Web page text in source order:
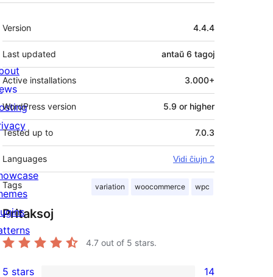
Metadatumoj
Version 4.4.4
Last updated antaŭ 6 tagoj
Active installations 3.000+
WordPress version 5.9 or higher
Tested up to 7.0.3
Languages Vidi ĉiujn 2
Tags variation woocommerce wpc
Pritaksoj
4.7 out of 5 stars.
5 stars 14